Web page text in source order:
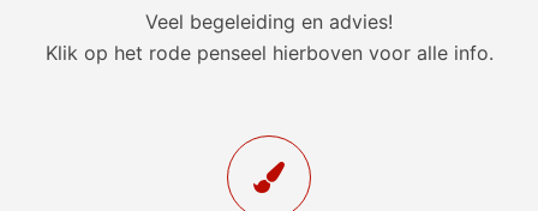
Veel begeleiding en advies!
Klik op het rode penseel hierboven voor alle info.